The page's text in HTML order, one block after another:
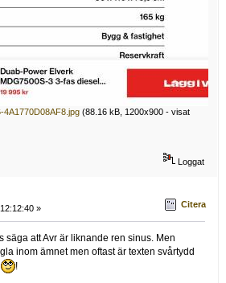
4A1770D08AF8.jpg (88.16 kB, 1200x900 - visat
Loggat
» Citera
säga att Avr är liknande ren sinus. Men
inom ämnet men oftast är texten svårtydd
!